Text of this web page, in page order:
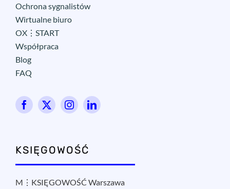
Ochrona sygnalistów
Wirtualne biuro
OX⋮START
Współpraca
Blog
FAQ
KSIĘGOWOŚĆ
M⋮KSIĘGOWOŚĆ Warszawa